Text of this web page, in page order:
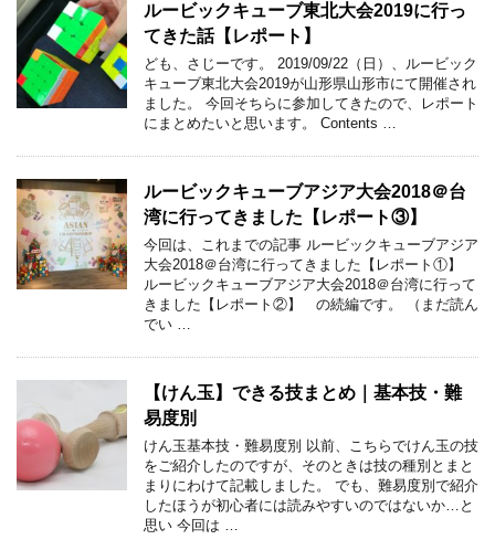
ルービックキューブ東北大会2019に行っ
てきた話【レポート】
ども、さじーです。 2019/09/22（日）、ルービック
キューブ東北大会2019が山形県山形市にて開催され
ました。 今回そちらに参加してきたので、レポート
にまとめたいと思います。 Contents …
ルービックキューブアジア大会2018＠台
湾に行ってきました【レポート③】
今回は、これまでの記事 ルービックキューブアジア
大会2018＠台湾に行ってきました【レポート①】
ルービックキューブアジア大会2018＠台湾に行って
きました【レポート②】 の続編です。 （まだ読ん
でい …
【けん玉】できる技まとめ｜基本技・難
易度別
けん玉基本技・難易度別 以前、こちらでけん玉の技
をご紹介したのですが、そのときは技の種別とまと
まりにわけて記載しました。 でも、難易度別で紹介
したほうが初心者には読みやすいのではないか…と
思い 今回は …